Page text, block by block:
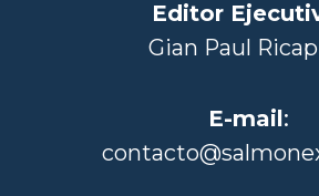
Editor
Gian Paul
E-mail: